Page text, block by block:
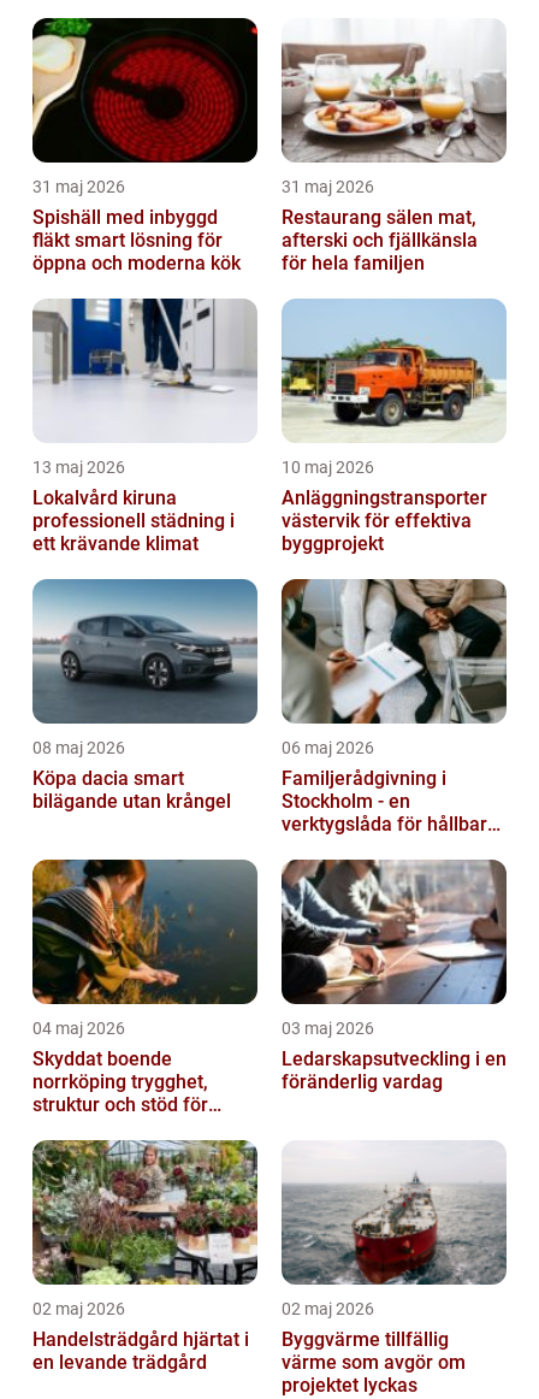
31 maj 2026
Spishäll med inbyggd
fläkt smart lösning för
öppna och moderna kök
31 maj 2026
Restaurang sälen mat,
afterski och fjällkänsla
för hela familjen
13 maj 2026
Lokalvård kiruna
professionell städning i
ett krävande klimat
10 maj 2026
Anläggningstransporter
västervik för effektiva
byggprojekt
08 maj 2026
Köpa dacia smart
bilägande utan krångel
06 maj 2026
Familjerådgivning i
Stockholm - en
verktygslåda för hållbara
04 maj 2026
Skyddat boende
norrköping trygghet,
struktur och stöd för
situationer
03 maj 2026
Ledarskapsutveckling i en
föränderlig vardag
02 maj 2026
Handelsträdgård hjärtat i
en levande trädgård
02 maj 2026
Byggvärme tillfällig
värme som avgör om
projektet lyckas